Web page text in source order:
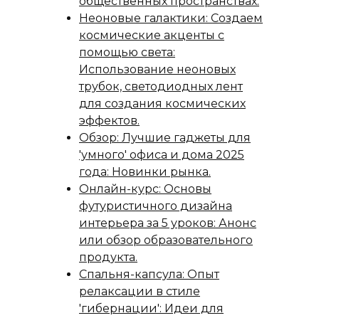
Неоновые галактики: Создаем
космические акценты с
помощью света:
Использование неоновых
трубок, светодиодных лент
для создания космических
эффектов.
Обзор: Лучшие гаджеты для
'умного' офиса и дома 2025
года: Новинки рынка.
Онлайн-курс: Основы
футуристичного дизайна
интерьера за 5 уроков: Анонс
или обзор образовательного
продукта.
Спальня-капсула: Опыт
релаксации в стиле
'гибернации': Идеи для